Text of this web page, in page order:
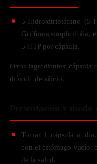
5-Hidroxitriptófano
Griffonia simplicifolia,
5-HTP por cápsula.
Otros ingredientes: cápsula
dióxido de silicio.
Tomar 1 cápsula al
con el estómago vacío,
de la salud.